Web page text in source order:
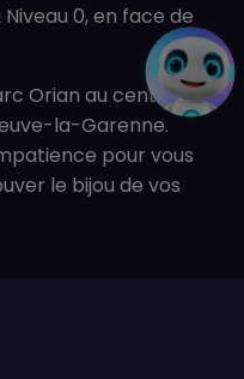
0, en face de
Orian au centre
la-Garenne.
pour vous
le bijou de vos